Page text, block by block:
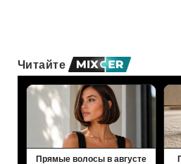
Читайте
Прямые волосы в августе